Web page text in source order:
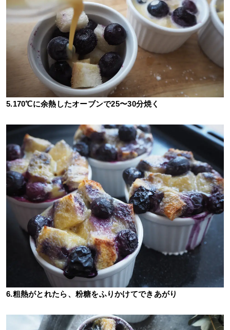
5.170℃に余熱したオーブンで25〜30分焼く
6.粗熱がとれたら、粉糖をふりかけてできあがり